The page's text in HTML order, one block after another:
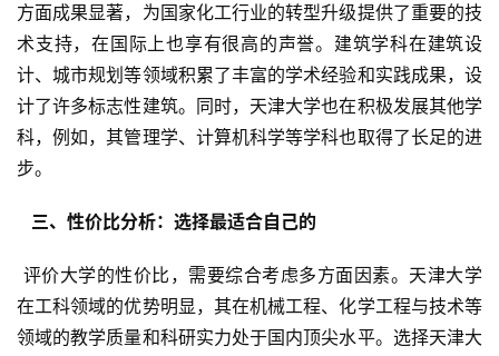
方面成果显著，为国家化工行业的转型升级提供了重要的技
术支持，在国际上也享有很高的声誉。建筑学科在建筑设
计、城市规划等领域积累了丰富的学术经验和实践成果，设
计了许多标志性建筑。同时，天津大学也在积极发展其他学
科，例如，其管理学、计算机科学等学科也取得了长足的进
步。
  三、性价比分析：选择最适合自己的
在工科领域的优势明显，其在机械工程、化学工程与技术等
领域的教学质量和科研实力处于国内顶尖水平。选择天津大